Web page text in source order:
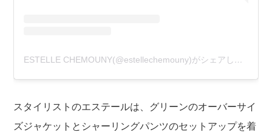
ESTELLE CHEMOUNY(@estellechemouny)がシェアした投稿
スタイリストのエステールは、グリーンのオーバーサイ
ズジャケットとシャーリングパンツのセットアップを着